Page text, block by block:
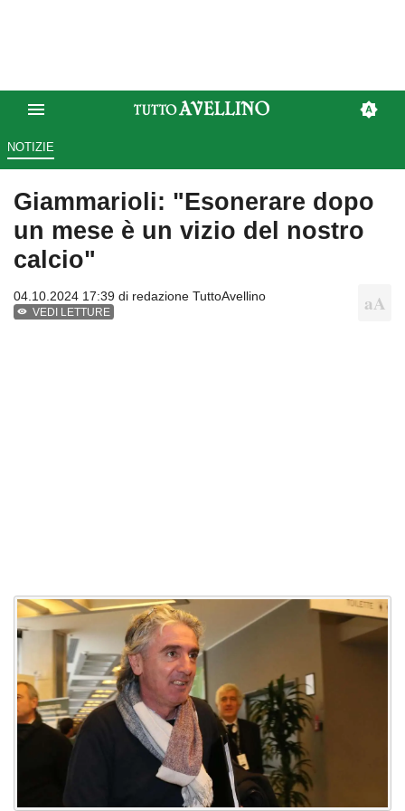
NOTIZIE
Giammarioli: "Esonerare dopo
un mese è un vizio del nostro
calcio"
04.10.2024 17:39 di redazione TuttoAvellino
VEDI LETTURE